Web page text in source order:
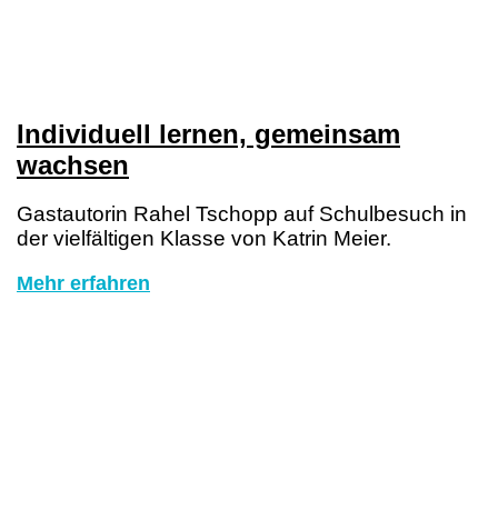
Individuell lernen, gemeinsam
wachsen
Gastautorin Rahel Tschopp auf Schulbesuch in
der vielfältigen Klasse von Katrin Meier.
Mehr erfahren